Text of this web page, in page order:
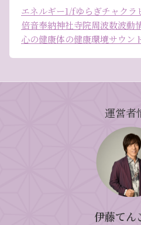
エネルギー1/fゆらぎチャクラ
倍音奉納神社寺院周波数波動
心の健康体の健康環境サウン
運営者
伊藤てん